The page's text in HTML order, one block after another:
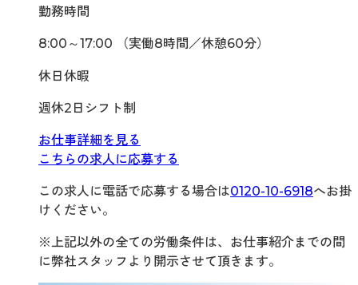
勤務時間
8:00～17:00 （実働8時間／休憩60分）
休日休暇
週休2日シフト制
お仕事詳細を見る
こちらの求人に応募する
この求人に電話で応募する場合は0120-10-6918へお掛
けください。
※上記以外の全ての労働条件は、お仕事紹介までの間
に弊社スタッフより開示させて頂きます。